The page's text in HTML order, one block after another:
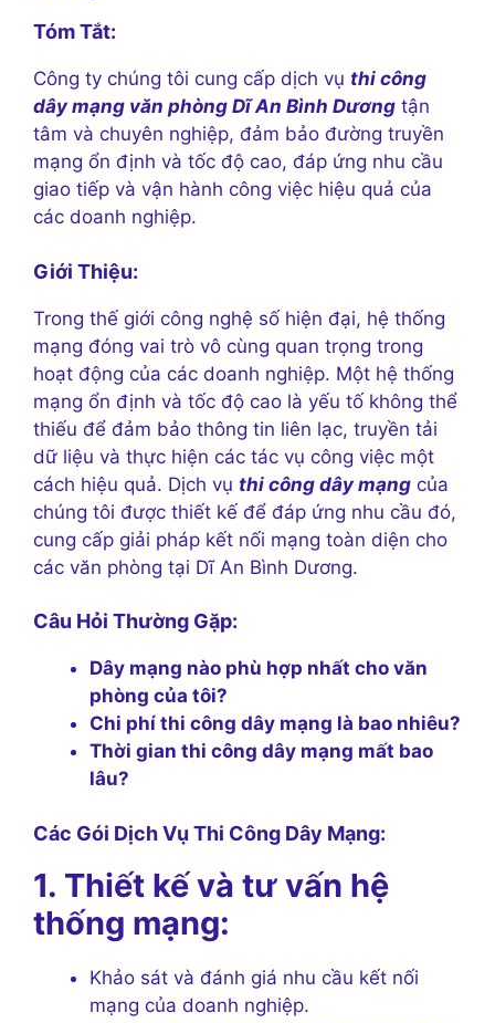
Tóm Tắt:
Công ty chúng tôi cung cấp dịch vụ thi công
dây mạng văn phòng Dĩ An Bình Dương tận
tâm và chuyên nghiệp, đảm bảo đường truyền
mạng ổn định và tốc độ cao, đáp ứng nhu cầu
giao tiếp và vận hành công việc hiệu quả của
các doanh nghiệp.
Giới Thiệu:
Trong thế giới công nghệ số hiện đại, hệ thống
mạng đóng vai trò vô cùng quan trọng trong
hoạt động của các doanh nghiệp. Một hệ thống
mạng ổn định và tốc độ cao là yếu tố không thể
thiếu để đảm bảo thông tin liên lạc, truyền tải
dữ liệu và thực hiện các tác vụ công việc một
cách hiệu quả. Dịch vụ thi công dây mạng của
chúng tôi được thiết kế để đáp ứng nhu cầu đó,
cung cấp giải pháp kết nối mạng toàn diện cho
các văn phòng tại Dĩ An Bình Dương.
Câu Hỏi Thường Gặp:
Dây mạng nào phù hợp nhất cho văn
phòng của tôi?
Chi phí thi công dây mạng là bao nhiêu?
Thời gian thi công dây mạng mất bao
lâu?
Các Gói Dịch Vụ Thi Công Dây Mạng:
1. Thiết kế và tư vấn hệ
thống mạng:
Khảo sát và đánh giá nhu cầu kết nối
mạng của doanh nghiệp.